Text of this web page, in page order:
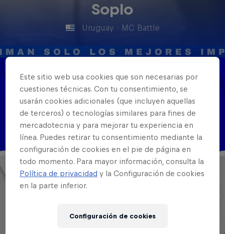
Soplo
Uruguay · MC Battle
Nacionalidad
Uruguay
Disciplinas
MC
Este sitio web usa cookies que son necesarias por
cuestiones técnicas. Con tu consentimiento, se
usarán cookies adicionales (que incluyen aquellas
de terceros) o tecnologías similares para fines de
mercadotecnia y para mejorar tu experiencia en
línea. Puedes retirar tu consentimiento mediante la
configuración de cookies en el pie de página en
todo momento. Para mayor información, consulta la
Política de privacidad y la Configuración de cookies
en la parte inferior.
Configuración de cookies